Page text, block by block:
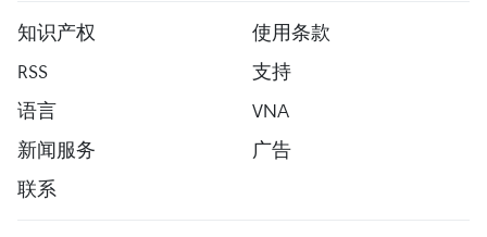
知识产权
使用条款
RSS
支持
语言
VNA
新闻服务
广告
联系